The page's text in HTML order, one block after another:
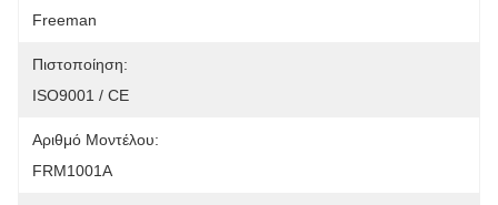
Freeman
Πιστοποίηση:
ISO9001 / CE
Αριθμό Μοντέλου:
FRM1001Α